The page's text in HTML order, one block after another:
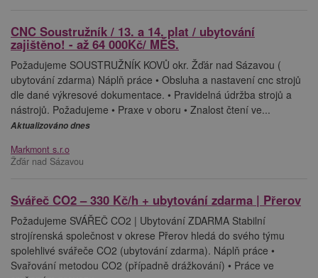
CNC Soustružník / 13. a 14. plat / ubytování
zajištěno! - až 64 000Kč/ MĚS.
Požadujeme SOUSTRUŽNÍK KOVŮ okr. Žďár nad Sázavou (
ubytování zdarma) Náplň práce • Obsluha a nastavení cnc strojů
dle dané výkresové dokumentace. • Pravidelná údržba strojů a
nástrojů. Požadujeme • Praxe v oboru • Znalost čtení ve...
Aktualizováno dnes
Markmont s.r.o
Žďár nad Sázavou
Svářeč CO2 – 330 Kč/h + ubytování zdarma | Přerov
Požadujeme SVÁŘEČ CO2 | Ubytování ZDARMA Stabilní
strojírenská společnost v okrese Přerov hledá do svého týmu
spolehlivé svářeče CO2 (ubytování zdarma). Náplň práce •
Svařování metodou CO2 (případně drážkování) • Práce ve